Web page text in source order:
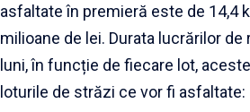
asfaltate în premieră este de 14,4
milioane de lei. Durata lucrărilor
luni, în funcție de fiecare lot,
loturile de străzi ce vor fi asfaltate: